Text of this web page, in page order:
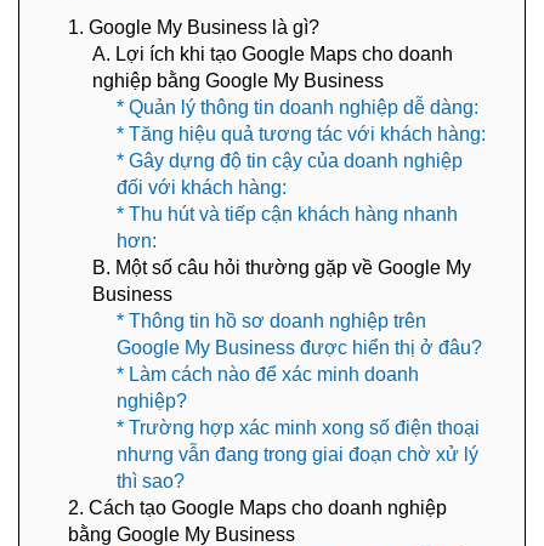
1. Google My Business là gì?
A. Lợi ích khi tạo Google Maps cho doanh
nghiệp bằng Google My Business
* Quản lý thông tin doanh nghiệp dễ dàng:
* Tăng hiệu quả tương tác với khách hàng:
* Gây dựng độ tin cậy của doanh nghiệp
đối với khách hàng:
* Thu hút và tiếp cận khách hàng nhanh
hơn:
B. Một số câu hỏi thường gặp về Google My
Business
​​​​* Thông tin hồ sơ doanh nghiệp trên
Google My Business được hiển thị ở đâu?
* Làm cách nào để xác minh doanh
nghiệp?
* Trường hợp xác minh xong số điện thoại
nhưng vẫn đang trong giai đoạn chờ xử lý
thì sao?
2. Cách tạo Google Maps cho doanh nghiệp
bằng Google My Business